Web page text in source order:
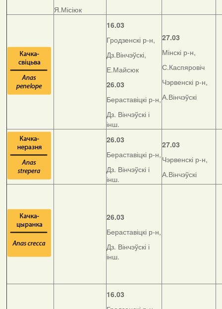
Я.Місіюк
16.03
Гродзенскі р-н,
Дз.Вінчэўскі,
Е.Майсюк
26.03
Бераставіцкі р-н,
Дз. Вінчэўскі і
інш.
27.03
Мінскі р-н,
С.Каспяровіч
Чэрвенскі р-н,
А.Вінчэўскі
26.03
Бераставіцкі р-н,
Дз. Вінчэўскі і
інш.
27.03
Чэрвенскі р-н,
А.Вінчэўскі
26.03
Бераставіцкі р-н,
Дз. Вінчэўскі і
інш.
16.03